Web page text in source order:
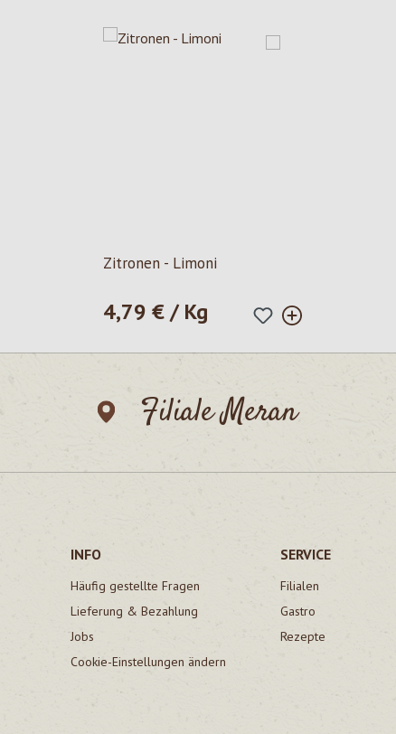
Zitronen - Limoni
Regulärer Preis:
4,79 € / Kg
Filiale Meran
INFO
Häufig gestellte Fragen
Lieferung & Bezahlung
Jobs
Cookie-Einstellungen ändern
SERVICE
Filialen
Gastro
Rezepte